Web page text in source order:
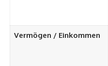
Vermögen / Einkommen